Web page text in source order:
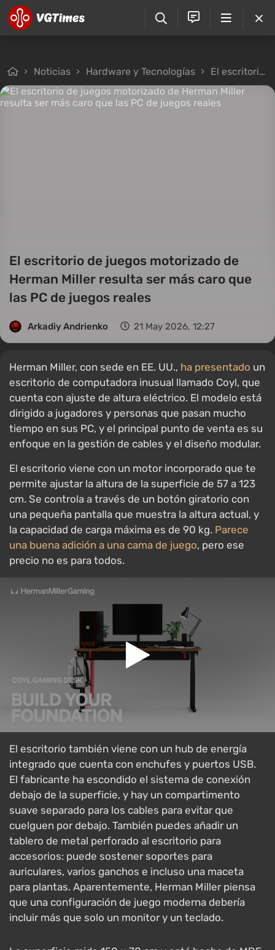
Noticias Hardware y Tecnologías El escritorio de juegos motorizado de Herman Miller resulta ser más caro que las PC de juegos reales
El escritorio de juegos motorizado de
Herman Miller resulta ser más caro que
las PC de juegos reales
Arkadiy Andrienko 21 May 2026, 12:27
Herman Miller, con sede en EE. UU., ha presentado un
escritorio de computadora inusual llamado Coyl, que
cuenta con ajuste de altura eléctrico. El modelo está
dirigido a jugadores y personas que pasan mucho
tiempo en sus PC, y el principal punto de venta es su
enfoque en la gestión de cables y el diseño modular.
El escritorio viene con un motor incorporado que te
permite ajustar la altura de la superficie de 57 a 123
cm. Se controla a través de un botón giratorio con
una pequeña pantalla que muestra la altura actual, y
la capacidad de carga máxima es de 90 kg. Parece
una buena adición a una cama de juego, pero ese
precio no es para todos.
El escritorio también viene con un hub de energía
integrado que cuenta con enchufes y puertos USB.
El fabricante ha escondido el sistema de conexión
debajo de la superficie, y hay un compartimento
suave separado para los cables para evitar que
cuelguen por debajo. También puedes añadir un
tablero de metal perforado al escritorio para
accesorios: puede sostener soportes para
auriculares, varios ganchos e incluso una maceta
para plantas. Aparentemente, Herman Miller piensa
que una configuración de juego moderna debería
incluir más que solo un monitor y un teclado.